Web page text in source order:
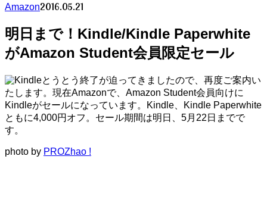
Amazon2016.05.21
明日まで！Kindle/Kindle Paperwhite
がAmazon Student会員限定セール
とうとう終了が迫ってきましたので、再度ご案内い
たします。現在Amazonで、Amazon Student会員向けに
Kindleがセールになっています。Kindle、Kindle Paperwhite
ともに4,000円オフ。セール期間は明日、5月22日までで
す。
photo by PROZhao !